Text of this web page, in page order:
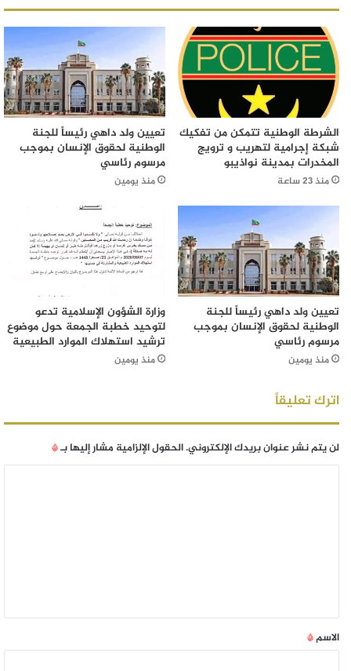
الشرطة الوطنية تتمكن من تفكيك
شبكة إجرامية لتهريب و ترويج
المخدرات بمدينة نواذيبو
منذ 23 ساعة
تعيين ولد داهي رئيساً للجنة
الوطنية لحقوق الإنسان بموجب
مرسوم رئاسي
منذ يومين
تعيين ولد داهي رئيساً للجنة
الوطنية لحقوق الإنسان بموجب
مرسوم رئاسي
منذ يومين
وزارة الشؤون الإسلامية تدعو
لتوحيد خطبة الجمعة حول موضوع
ترشيد استهلاك الموارد الطبيعية
منذ يومين
اترك تعليقاً
لن يتم نشر عنوان بريدك الإلكتروني.الحقول الإلزامية مشار إليها بـ*
الاسم*